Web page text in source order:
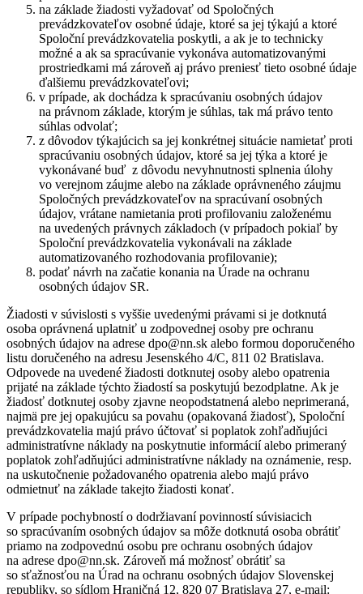
na základe žiadosti vyžadovať od Spoločných
prevádzkovateľov osobné údaje, ktoré sa jej týkajú a ktoré
Spoloční prevádzkovatelia poskytli, a ak je to technicky
možné a ak sa spracúvanie vykonáva automatizovanými
prostriedkami má zároveň aj právo preniesť tieto osobné údaje
ďalšiemu prevádzkovateľovi;
v prípade, ak dochádza k spracúvaniu osobných údajov
na právnom základe, ktorým je súhlas, tak má právo tento
súhlas odvolať;
z dôvodov týkajúcich sa jej konkrétnej situácie namietať proti
spracúvaniu osobných údajov, ktoré sa jej týka a ktoré je
vykonávané buď z dôvodu nevyhnutnosti splnenia úlohy
vo verejnom záujme alebo na základe oprávneného záujmu
Spoločných prevádzkovateľov na spracúvaní osobných
údajov, vrátane namietania proti profilovaniu založenému
na uvedených právnych základoch (v prípadoch pokiaľ by
Spoloční prevádzkovatelia vykonávali na základe
automatizovaného rozhodovania profilovanie);
podať návrh na začatie konania na Úrade na ochranu
osobných údajov SR.
Žiadosti v súvislosti s vyššie uvedenými právami si je dotknutá
osoba oprávnená uplatniť u zodpovednej osoby pre ochranu
osobných údajov na adrese dpo@nn.sk alebo formou doporučeného
listu doručeného na adresu Jesenského 4/C, 811 02 Bratislava.
Odpovede na uvedené žiadosti dotknutej osoby alebo opatrenia
prijaté na základe týchto žiadostí sa poskytujú bezodplatne. Ak je
žiadosť dotknutej osoby zjavne neopodstatnená alebo neprimeraná,
najmä pre jej opakujúcu sa povahu (opakovaná žiadosť), Spoloční
prevádzkovatelia majú právo účtovať si poplatok zohľadňujúci
administratívne náklady na poskytnutie informácií alebo primeraný
poplatok zohľadňujúci administratívne náklady na oznámenie, resp.
na uskutočnenie požadovaného opatrenia alebo majú právo
odmietnuť na základe takejto žiadosti konať.
V prípade pochybností o dodržiavaní povinností súvisiacich
so spracúvaním osobných údajov sa môže dotknutá osoba obrátiť
priamo na zodpovednú osobu pre ochranu osobných údajov
na adrese dpo@nn.sk. Zároveň má možnosť obrátiť sa
so sťažnosťou na Úrad na ochranu osobných údajov Slovenskej
republiky, so sídlom Hraničná 12, 820 07 Bratislava 27, e-mail: